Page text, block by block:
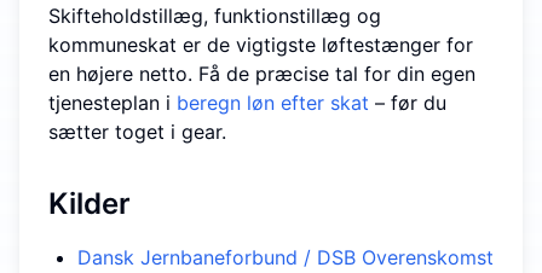
Skifteholds­tillæg, funktions­tillæg og
kommuneskat er de vigtigste løftestænger for
en højere netto. Få de præcise tal for din egen
tjenesteplan i beregn løn efter skat – før du
sætter toget i gear.
Kilder
Dansk Jernbaneforbund / DSB Overenskomst